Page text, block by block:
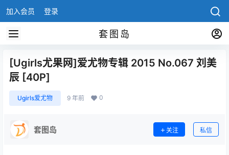
加入会员 登录
套图岛
[Ugirls尤果网]爱尤物专辑 2015 No.067 刘美
辰 [40P]
Ugirls爱尤物 9 年前 0
套图岛 关注 私信